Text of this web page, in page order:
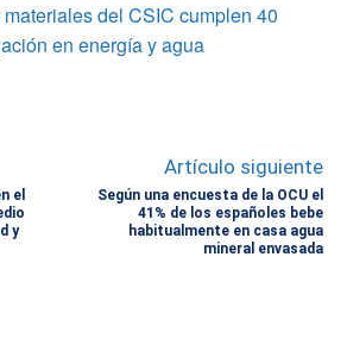
del CSIC cumplen 40
en energía y agua
el
y
Artículo siguiente
Según una encuesta de la OCU el
41% de los españoles bebe
habitualmente en casa agua
mineral envasada